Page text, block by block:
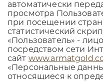
автоматически
просмотра
при посещении
статистический
«Пользователь» -
посредством сети
сайт
«Персональные
относящиеся к